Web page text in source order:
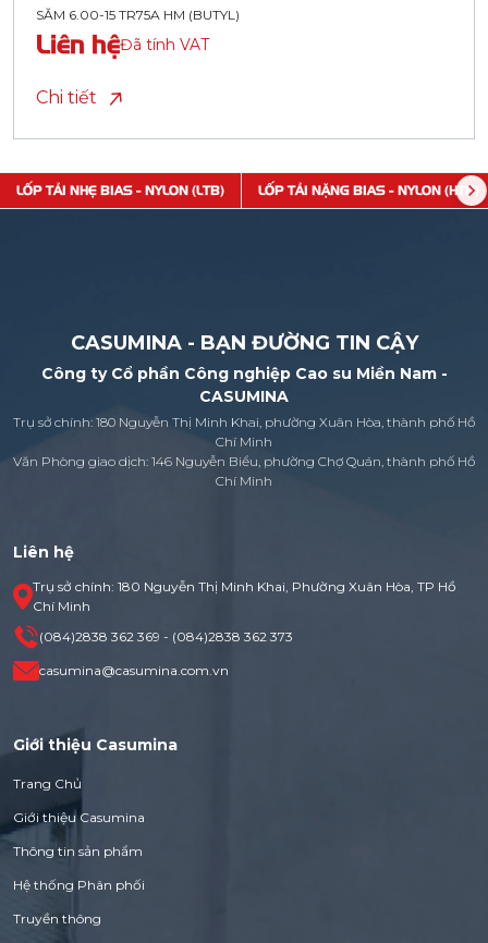
SĂM 6.00-15 TR75A HM (BUTYL)
Liên hệĐã tính VAT
Chi tiết
LỐP TẢI NHẸ BIAS - NYLON (LTB) LỐP TẢI NẶNG BIAS - NYLON (HTB)
CASUMINA - BẠN ĐƯỜNG TIN CẬY
Công ty Cổ phần Công nghiệp Cao su Miền Nam -
CASUMINA
Trụ sở chính: 180 Nguyễn Thị Minh Khai, phường Xuân Hòa, thành phố Hồ
Chí Minh
Văn Phòng giao dịch: 146 Nguyễn Biểu, phường Chợ Quán, thành phố Hồ
Chí Minh
Liên hệ
Trụ sở chính: 180 Nguyễn Thị Minh Khai, Phường Xuân Hòa, TP Hồ
Chí Minh
(084)2838 362 369 - (084)2838 362 373
casumina@casumina.com.vn
Giới thiệu Casumina
Trang Chủ
Giới thiệu Casumina
Thông tin sản phẩm
Hệ thống Phân phối
Truyền thông